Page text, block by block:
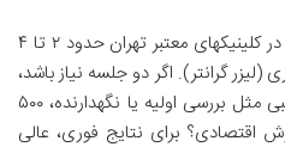
حالا بلیچینگ کلینیکی. یک جلسه در کلینیکهای معتبر تهران حدود ۲ تا ۴
گرانتر). اگر دو جلسه نیاز باشد،
تا ۶ میلیون میرسد. هزینههای جانبی مثل بررسی اولیه یا نگهدارنده، ۵۰۰
ارزش اقتصادی؟ برای نتایج فوری، عالی